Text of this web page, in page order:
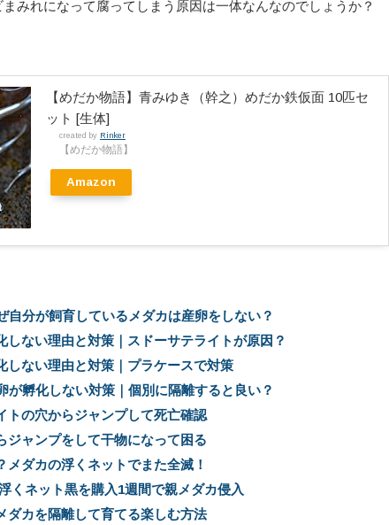
みれになって腐ってしまう原因は一体なんなのでしょうか？
【めだか物語】青みゆき（幹之）めだか鉄仮面 10匹セ
ット [生体]
created by Rinker
【めだか物語】
Amazon
自分が飼育しているメダカは産卵をしない？
しない理由と対策｜スドーサテライトが原因？
しない理由と対策｜プラケースで対策
が孵化しない対策｜個別に隔離すると良い？
トの穴からジャンプして死亡確認
ジャンプをして干物になって困る
メダカの浮くネットでまた全滅！
くネット黒を購入1週間で親メダカ侵入
ダカを隔離して育てる楽しむ方法